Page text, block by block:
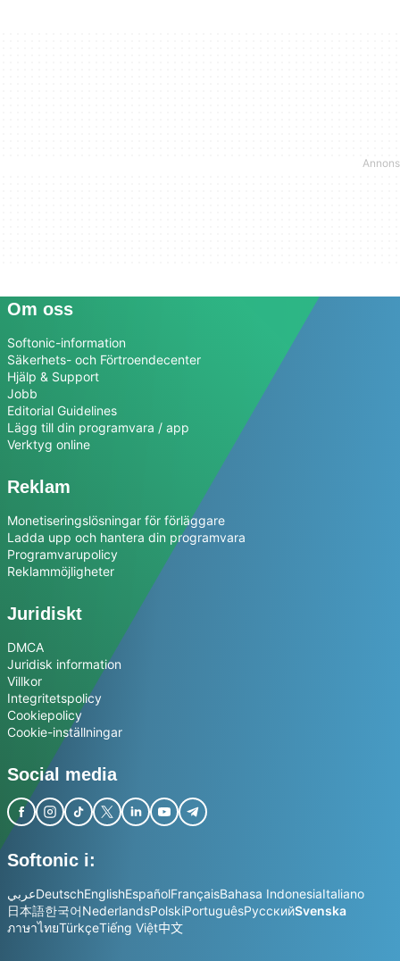
Om oss
Softonic-information
Säkerhets- och Förtroendecenter
Hjälp & Support
Jobb
Editorial Guidelines
Lägg till din programvara / app
Verktyg online
Reklam
Monetiseringslösningar för förläggare
Ladda upp och hantera din programvara
Programvarupolicy
Reklammöjligheter
Juridiskt
DMCA
Juridisk information
Villkor
Integritetspolicy
Cookiepolicy
Cookie-inställningar
Social media
Softonic i:
عربيDeutschEnglishEspañolFrançaisBahasa IndonesiaItaliano
日本語한국어NederlandsPolskiPortuguêsРусскийSvenska
ภาษาไทยTürkçeTiếng Việt中文